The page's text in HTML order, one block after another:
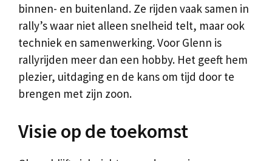
binnen- en buitenland. Ze rijden vaak samen in
rally’s waar niet alleen snelheid telt, maar ook
techniek en samenwerking. Voor Glenn is
rallyrijden meer dan een hobby. Het geeft hem
plezier, uitdaging en de kans om tijd door te
brengen met zijn zoon.
Visie op de toekomst